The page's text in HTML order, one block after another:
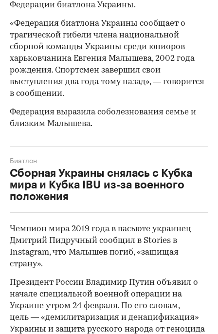
Федерации биатлона Украины.
«Федерация биатлона Украины сообщает о
трагической гибели члена национальной
сборной команды Украины среди юниоров
харьковчанина Евгения Малышева, 2002 года
рождения. Спортсмен завершил свои
выступления два года тому назад», — говорится
в сообщении.
Федерация выразила соболезнования семье и
близким Малышева.
00:00
Сборная Украины снялась с Кубка
мира и Кубка IBU из-за военного
положения
Биатлон
Чемпион мира 2019 года в пасьюте украинец
Дмитрий Пидручный сообщил в Stories в
Instagram, что Малышев погиб, «защищая
страну».
Президент России Владимир Путин объявил о
начале специальной военной операции на
Украине утром 24 февраля. По его словам,
цель — «демилитаризация и денацификация»
Украины и защита русского народа от геноцида